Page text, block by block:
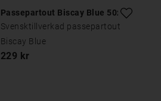
Passepartout Biscay Blue 50x70
Svensktillverkad passepartout
Biscay Blue
229 kr